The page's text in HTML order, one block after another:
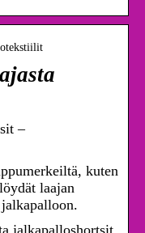
–
kuten
laajan